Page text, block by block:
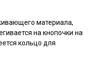
материала,
на кнопочки на
кольцо для